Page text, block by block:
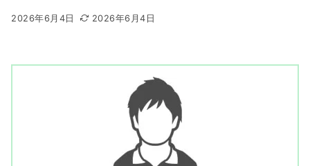
2026年6月4日 2026年6月4日